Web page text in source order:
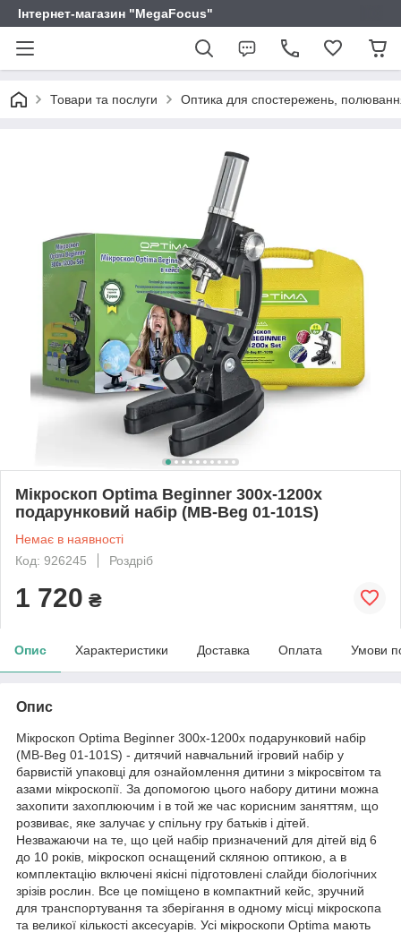
Інтернет-магазин "MegaFocus"
Товари та послуги Оптика для спостережень,
Мікроскоп Optima Beginner 300x-1200x
подарунковий набір (MB-Beg 01-101S)
Немає в наявності
Код: 926245
Роздріб
1 720 ₴
Опис Характеристики Доставка Оплата Умови
Опис
Мікроскоп Optima Beginner 300x-1200x подарунковий набір
(MB-Beg 01-101S) - дитячий навчальний ігровий набір у
барвистій упаковці для ознайомлення дитини з мікросвітом та
азами мікроскопії. За допомогою цього набору дитини можна
захопити захоплюючим і в той же час корисним заняттям, що
розвиває, яке залучає у спільну гру батьків і дітей.
Незважаючи на те, що цей набір призначений для дітей від 6
до 10 років, мікроскоп оснащений скляною оптикою, а в
комплектацію включені якісні підготовлені слайди біологічних
зрізів рослин. Все це поміщено в компактний кейс, зручний
для транспортування та зберігання в одному місці мікроскопа
та великої кількості аксесуарів. Усі мікроскопи Optima мають